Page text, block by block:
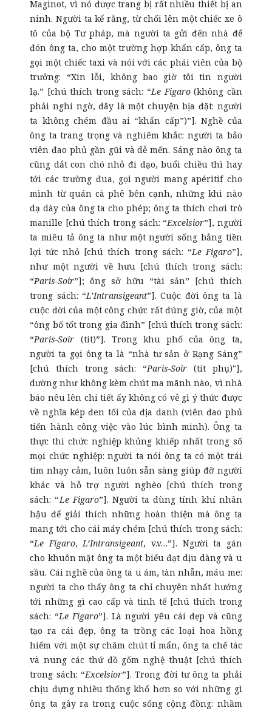
Maginot, vì nó được trang bị rất nhiều thiết bị an
ninh. Người ta kể rằng, từ chối lên một chiếc xe ô
tô của bộ Tư pháp, mà người ta gửi đến nhà để
đón ông ta, cho một trường hợp khẩn cấp, ông ta
gọi một chiếc taxi và nói với các phái viên của bộ
trưởng: “Xin lỗi, không bao giờ tôi tin người
lạ.” [chú thích trong sách: “Le Figaro(không cần
phải nghi ngờ, đây là một chuyện bịa đặt: người
ta không chém đầu ai “khẩn cấp”)”]. Nghề của
ông ta trang trọng và nghiêm khắc: người ta bảo
viên đao phủ gần gũi và dễ mến. Sáng nào ông ta
cũng dắt con chó nhỏ đi dạo, buổi chiều thì hay
tới các trường đua, gọi người mang apéritif cho
mình từ quán cà phê bên cạnh, những khi nào
dạ dày của ông ta cho phép; ông ta thích chơi trò
manille [chú thích trong sách: “Excelsior”], người
ta miêu tả ông ta như một người sống bằng tiền
lợi tức nhỏ [chú thích trong sách: “Le Figaro”],
như một người về hưu [chú thích trong sách:
“Paris-Soir”]; ông sở hữu “tài sản” [chú thích
trong sách: “L’Intransigeant”]. Cuộc đời ông ta là
cuộc đời của một công chức rất đúng giờ, của một
“ông bố tốt trong gia đình” [chú thích trong sách:
“Paris-Soir (tít)”]. Trong khu phố của ông ta,
người ta gọi ông ta là “nhà tư sản ở Rạng Sáng”
[chú thích trong sách: “Paris-Soir(tít phụ)"],
dường như không kèm chút ma mãnh nào, vì nhà
báo nêu lên chi tiết ấy không có vẻ gì ý thức được
về nghĩa kép đen tối của địa danh (viên đao phủ
tiến hành công việc vào lúc bình minh). Ông ta
thực thi chức nghiệp khủng khiếp nhất trong số
mọi chức nghiệp: người ta nói ông ta có một trái
tim nhạy cảm, luôn luôn sẵn sàng giúp đỡ người
khác và hỗ trợ người nghèo [chú thích trong
sách: “Le Figaro”]. Người ta dùng tính khí nhân
hậu để giải thích những hoàn thiện mà ông ta
mang tới cho cái máy chém [chú thích trong sách:
“Le Figaro,L’Intransigeant, v.v…”]. Người ta gán
cho khuôn mặt ông ta một biểu đạt dịu dàng và u
sầu. Cái nghề của ông ta u ám, tàn nhẫn, máu me:
người ta cho thấy ông ta chỉ chuyên nhất hướng
tới những gì cao cấp và tinh tế [chú thích trong
sách: “Le Figaro”]. Là người yêu cái đẹp và cũng
tạo ra cái đẹp, ông ta trồng các loại hoa hồng
hiếm với một sự chăm chút tỉ mẩn, ông ta chế tác
và nung các thứ đồ gốm nghệ thuật [chú thích
trong sách: “Excelsior”]. Trong đời tư ông ta phải
chịu đựng nhiều thống khổ hơn so với những gì
ông ta gây ra trong cuộc sống cộng đồng: nhầm